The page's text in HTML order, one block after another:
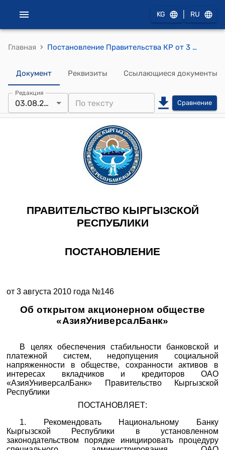
KG RU
Главная › Постановление Правительства КР от 3 августа 2010 года №146 "Об открытом акционерном обществе «АзияУниверсалБанк»
Документ Реквизиты Ссылающиеся документы
Редакция
03.08.2010 Сравнение